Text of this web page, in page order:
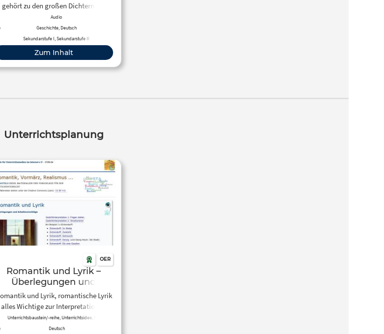
gehört zu den großen Dichtern der
Von seinen Gedichten gibt
es rund 5.000 Vertonungen …
Audio
Geschichte, Deutsch
Sekundarstufe I, Sekundarstufe II
Zum Inhalt
Unterrichtsplanung
OER
Romantik und Lyrik –
Überlegungen und
Arbeitsvorschläge
und Lyrik, romantische Lyrik
alles Wichtige zur Interpretation von
Gedichten und einige
Gedichtinterpretationen bzw.
Unterrichtsbaustein/-reihe, Unterrichtsidee, News
Deutsch